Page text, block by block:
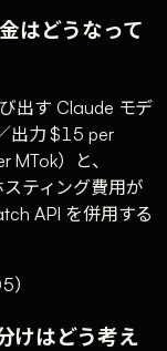
はどうなって
出す Claude モデ
出力 $15 per
）と、
ティング費用が
API を併用する
）
けはどう考え